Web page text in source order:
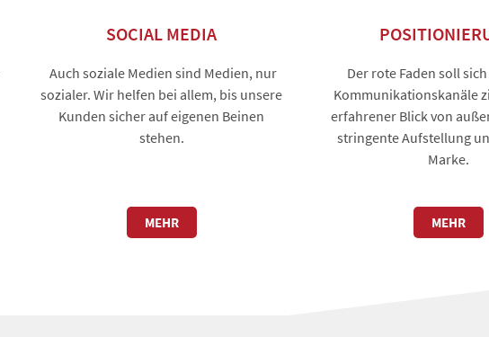
SOCIAL MEDIA
Auch soziale Medien sind Medien, nur
sozialer. Wir helfen bei allem, bis unsere
Kunden sicher auf eigenen Beinen
stehen.
MEHR
Der rote Faden soll
Kommunikationskanäle
erfahrener Blick von
stringente Aufstellung
Marke.
MEHR